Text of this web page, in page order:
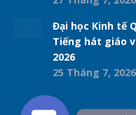
Đại học Kinh tế
Tiếng hát giáo
2026
25 Tháng 7, 2026